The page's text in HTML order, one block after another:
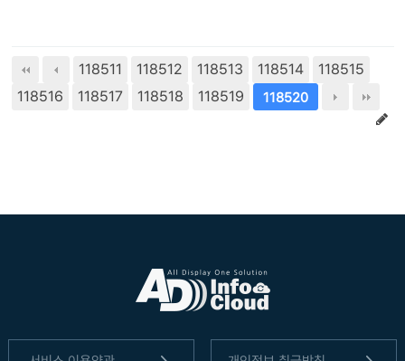
118511 118512 118513 118514
118515
118516
118517 118518 118519 118520